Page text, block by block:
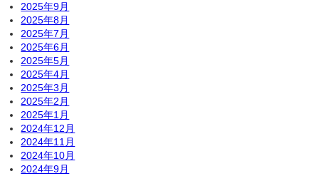
2025年9月
2025年8月
2025年7月
2025年6月
2025年5月
2025年4月
2025年3月
2025年2月
2025年1月
2024年12月
2024年11月
2024年10月
2024年9月